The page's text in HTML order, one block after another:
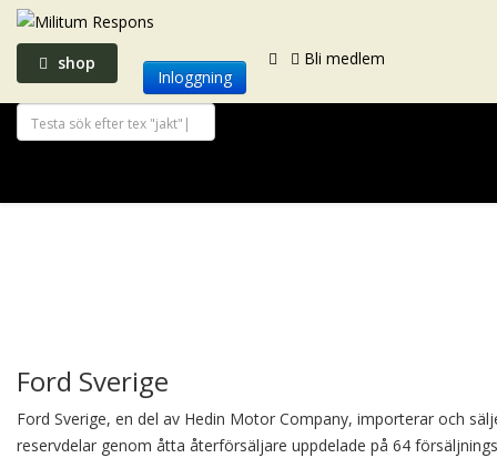
shop
Inloggning
Bli medlem
Ford Sverige
Ford Sverige, en del av Hedin Motor Company, importerar och
reservdelar genom åtta återförsäljare uppdelade på 64